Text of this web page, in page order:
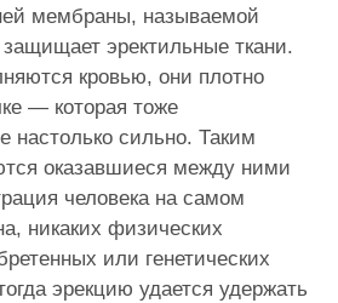
мембраны, называемой
эректильные ткани.
кровью, они плотно
— которая тоже
настолько сильно. Таким
оказавшиеся между ними
человека на самом
никаких физических
или генетических
эрекцию удается удержать